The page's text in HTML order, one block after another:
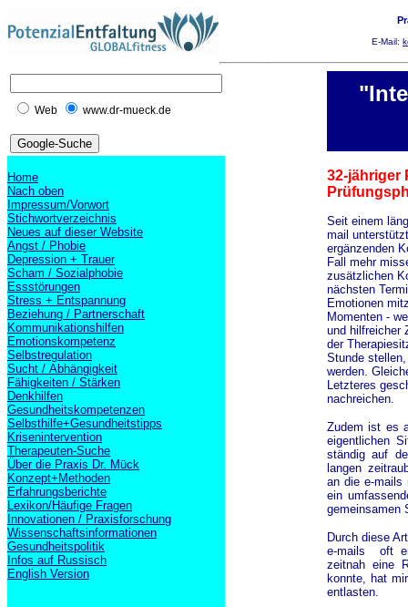
E-Mail:
Web www.dr-mueck.de
Home
Nach oben
Impressum/Vorwort
Stichwortverzeichnis
Neues auf dieser Website
Angst / Phobie
Depression + Trauer
Scham / Sozialphobie
Essstörungen
Stress + Entspannung
Beziehung / Partnerschaft
Kommunikationshilfen
Emotionskompetenz
Selbstregulation
Sucht / Abhängigkeit
Fähigkeiten / Stärken
Denkhilfen
Gesundheitskompetenzen
Selbsthilfe+Gesundheitstipps
Krisenintervention
Therapeuten-Suche
Über die Praxis Dr. Mück
Konzept+Methoden
Erfahrungsberichte
Lexikon/Häufige Fragen
Innovationen / Praxisforschung
Wissenschaftsinformationen
Gesundheitspolitik
Infos auf Russisch
English Version
32-jähriger
Seit einem
mail
ergänzenden
Fall mehr
zusätzlichen
nächsten
Emotionen
Momenten -
und hilfreicher
der
Stunde
werden.
Letzteres
nachreichen.
Zudem ist es
eigentlichen
ständig auf
langen
an die e-mails
ein
gemeinsamen
Durch diese
e-mails oft
zeitnah eine
konnte, hat
entlasten.